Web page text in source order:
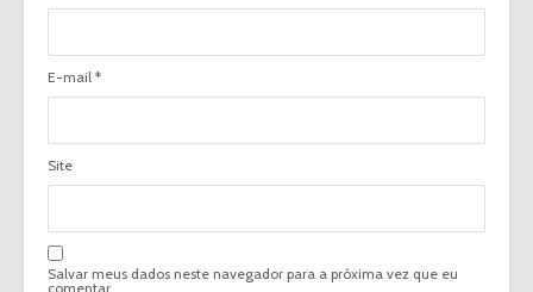
E-mail *
Site
Salvar meus dados neste navegador para a próxima vez que eu
comentar.